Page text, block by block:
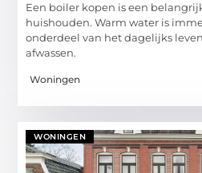
Een boiler kopen is een
huishouden. Warm water is
onderdeel van het dagelijks
afwassen.
Woningen
WONINGEN